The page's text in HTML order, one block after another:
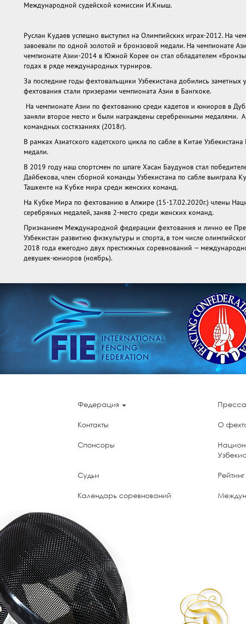
Международной судейской комиссии И.Кныш.
Руслан Кудаев успешно выступил на Олимпийских играх-2012. На
завоевали по одной золотой и бронзовой медали. На чемпионате
чемпионате Азии-2014 в Южной Корее он стал обладателем
годах в ряде международных турниров.
За последние годы фехтовальщики Узбекистана добились
фехтования стали призерами чемпионата Азии в Бангкоке.
На чемпионате Азии по фехтованию среди кадетов и юниоров в
заняли второе место и были награждены серебренными медалями.
командных состязаниях (2018г).
В рамках Азиатского кадетского цикла по сабле в Китае
медали.
В 2019 году наш спортсмен по шпаге Хасан Баудунов стал
Дайбекова, член сборной команды Узбекистана по сабле
Ташкенте на Кубке мира среди женских команд.
На Кубке Мира по фехтованию в Алжире (15-17.02.2020г.) члены
серебряных медалей, заняв 2-место среди женских команд.
Признанием Международной федерации фехтования и лично ее
Узбекистан развитию физкультуры и спорта, в том числе
2018 года ежегодно двух престижных соревнований —
девушек-юниоров (ноябрь).
Федерация Пресса
Контакты О
Спонсоры
Судьи Рейтинг
Календарь соревнований